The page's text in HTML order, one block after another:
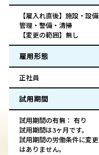
【雇入れ直後】施設・設備
管理・警備・清掃
【変更の範囲】無し
雇用形態
正社員
試用期間
試用期間の有無： 有り
試用期間は3ヶ月です。
試用期間の労働条件に変更
はありません。